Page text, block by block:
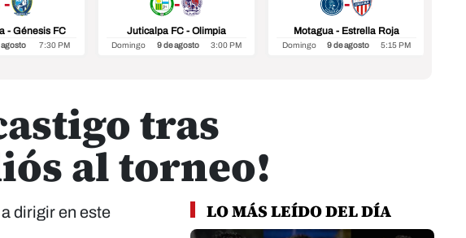
-
- Génesis FC
agosto 7:30 PM
-
Juticalpa FC - Olimpia
Domingo 9 de agosto 3:00 PM
-
Motagua - Estrella Roja
Domingo 9 de agosto 5:15 PM
tras
al torneo!
dirigir en este
LO MÁS LEÍDO DEL DÍA